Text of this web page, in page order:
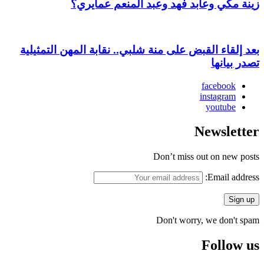
زينة مكي وعابد فهد وعبد المنعم عمايري؟
بعد إلقاء القبض على منة شلبي.. نقابة المهن التمثيلية
تصدر بيانها
facebook
instagram
youtube
Newsletter
Don’t miss out on new posts
Email address:
Don't worry, we don't spam
Follow us